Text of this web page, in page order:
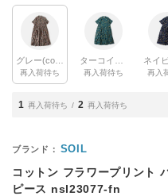
再入荷待ち 再入荷待ち 再入
1 再入荷待ち 2 再入荷待ち
SOIL
コットン フラワープリント
ピース nsl23077-fn